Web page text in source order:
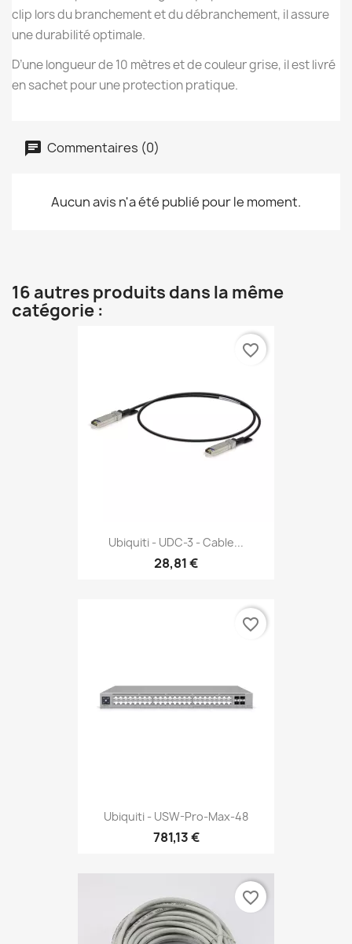
clip lors du branchement et du débranchement, il assure
une durabilité optimale.
D’une longueur de 10 mètres et de couleur grise, il est livré
en sachet pour une protection pratique.
Commentaires (0)
Aucun avis n'a été publié pour le moment.
16 autres produits dans la même
catégorie :
Ubiquiti - UDC-3 - Cable...
28,81 €
favorite_border
Ubiquiti - USW-Pro-Max-48
781,13 €
favorite_border
favorite_border